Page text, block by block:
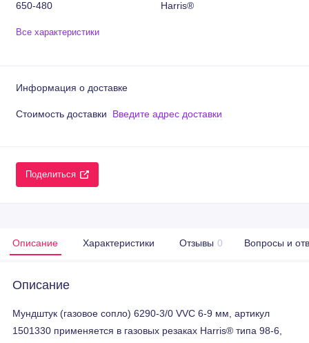
650-480 Harris®
Все характеристики
Информация о доставке
Стоимость доставки Введите адрес доставки
Поделиться
Описание Характеристики Отзывы 0 Вопросы и
Описание
Мундштук (газовое сопло) 6290-3/0 VVC 6-9 мм, артикул
1501330 применяется в газовых резаках Harris® типа 98-6,